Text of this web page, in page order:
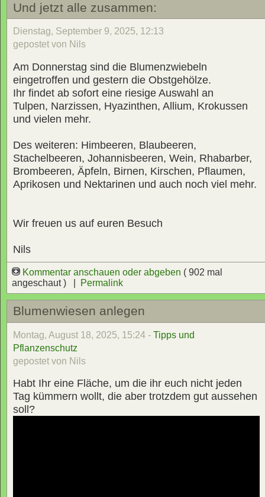
Und jetzt alle zusammen:
Dienstag, September 9, 2025, 12:13
gepostet von Nils
Am Donnerstag sind die Blumenzwiebeln
eingetroffen und gestern die Obstgehölze.
Ihr findet ab sofort eine riesige Auswahl an
Tulpen, Narzissen, Hyazinthen, Allium, Krokussen
und vielen mehr.
Des weiteren: Himbeeren, Blaubeeren,
Stachelbeeren, Johannisbeeren, Wein, Rhabarber,
Brombeeren, Äpfeln, Birnen, Kirschen, Pflaumen,
Aprikosen und Nektarinen und auch noch viel mehr.
Wir freuen us auf euren Besuch
Nils
Kommentar anschauen oder abgeben ( 902 mal
angeschaut ) |
Permalink
Blumenwiesen anlegen
Montag, August 18, 2025, 15:24 - Tipps und
Pflanzenschutz
gepostet von Nils
Habt Ihr eine Fläche, um die ihr euch nicht jeden
Tag kümmern wollt, die aber trotzdem gut aussehen
soll?